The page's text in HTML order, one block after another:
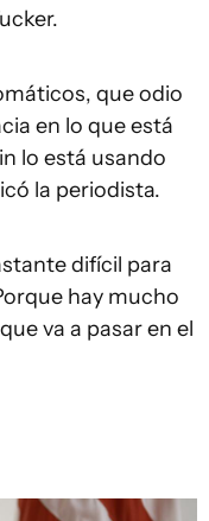
que odio
en lo que está
lo está usando
la periodista.
difícil para
hay mucho
va a pasar en el